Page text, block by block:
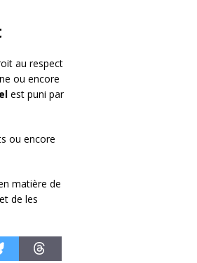
au respect
ou encore
est puni par
ou encore
matière de
de les